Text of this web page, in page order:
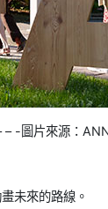
-圖片來源：
未來的路線。